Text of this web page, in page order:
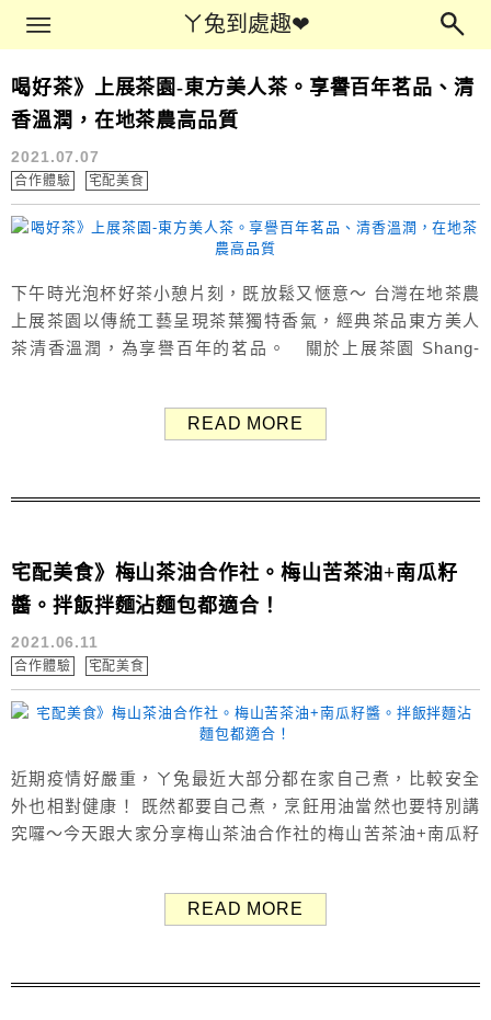
ㄚ兔到處趣❤ㄚ兔到處趣❤
Main Menu
樂天美食
喝好茶》上展茶園-東方美人茶。享譽百年茗品、清
香溫潤，在地茶農高品質
2021.07.07
合作體驗 宅配美食
下午時光泡杯好茶小憩片刻，既放鬆又愜意～ 台灣在地茶農
上展茶園以傳統工藝呈現茶葉獨特香氣，經典茶品東方美人
茶清香溫潤，為享譽百年的茗品。 關於上展茶園 Shang-
持續精進東方美人茶製作技術。 「東方美人茶」為上展茶園
READ MORE
宅配美食》梅山茶油合作社。梅山苦茶油+南瓜籽
醬。拌飯拌麵沾麵包都適合！
2021.06.11
合作體驗 宅配美食
近期疫情好嚴重，ㄚ兔最近大部分都在家自己煮，比較安全
外也相對健康！ 既然都要自己煮，烹飪用油當然也要特別講
究囉～今天跟大家分享梅山茶油合作社的梅山苦茶油+南瓜籽
油？梅山茶油生產合作社原為製油廠，擁有超過70年的製油
READ MORE